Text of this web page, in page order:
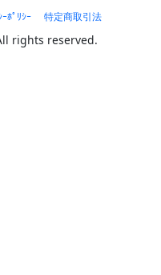
ﾎﾟﾘｼｰ 特定商取引法
rights reserved.